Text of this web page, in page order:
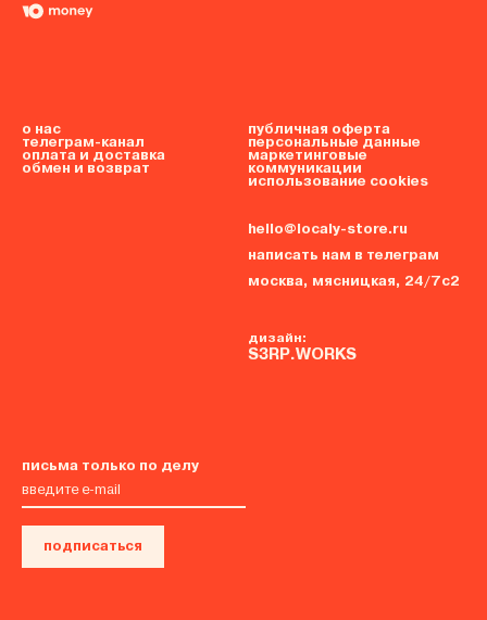
письма только по делу
подписаться
о нас
телеграм-канал
оплата и доставка
обмен и возврат
публичная оферта
персональные данные
маркетинговые
коммуникации
использование cookies
hello@localy-store.ru
написать нам в телеграм
москва, мясницкая, 24/7с2
дизайн:
S3RP.WORKS